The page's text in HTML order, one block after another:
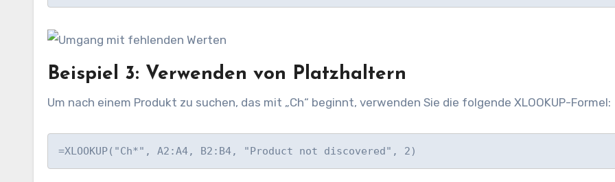
Beispiel 3: Verwenden von Platzhaltern
Um nach einem Produkt zu suchen, das mit „Ch“ beginnt, verwenden Sie die folgende XLOOKUP-Formel:
=XLOOKUP("Ch*", A2:A4, B2:B4, "Product not discovered", 2)